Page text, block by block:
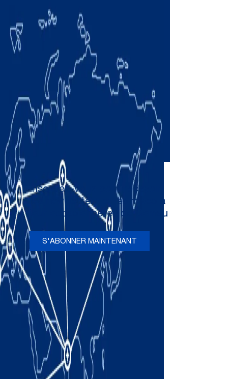
Inscrivez-vous pour recevoir
les newsletters et les mises à
jour occasionnelles de Comau
S'ABONNER MAINTENANT